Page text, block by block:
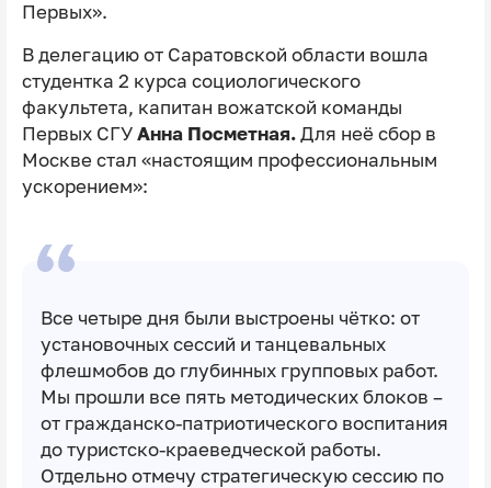
Первых».
В делегацию от Саратовской области вошла
студентка 2 курса социологического
факультета, капитан вожатской команды
Первых СГУ Анна Посметная. Для неё сбор в
Москве стал «настоящим профессиональным
ускорением»:
Все четыре дня были выстроены чётко: от
установочных сессий и танцевальных
флешмобов до глубинных групповых работ.
Мы прошли все пять методических блоков –
от гражданско-патриотического воспитания
до туристско-краеведческой работы.
Отдельно отмечу стратегическую сессию по